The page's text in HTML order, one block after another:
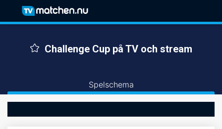
Challenge Cup på TV och stream
Spelschema